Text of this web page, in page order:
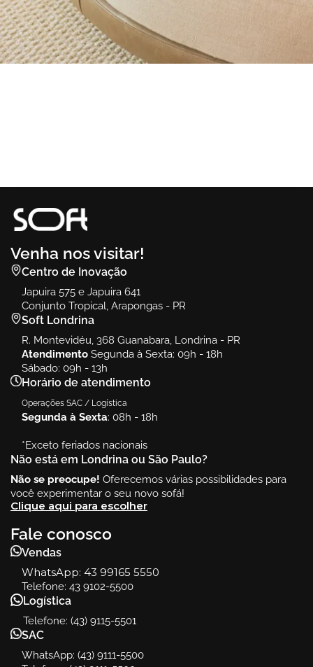
Venha nos visitar!
Centro de Inovação
Japuira 575 e Japuira 641
Conjunto Tropical, Arapongas - PR
Soft Londrina
R. Montevidéu, 368 Guanabara, Londrina - PR
Atendimento Segunda à Sexta: 09h - 18h
Sábado: 09h - 13h
Horário de atendimento
Operações SAC / Logística
Segunda à Sexta: 08h - 18h
*Exceto feriados nacionais
Não está em Londrina ou São Paulo?
Não se preocupe! Oferecemos várias possibilidades para
você experimentar o seu novo sofá!
Clique aqui para escolher
Fale conosco
Vendas
WhatsApp: 43 99165 5550
Telefone: 43 9102-5500
Logística
Telefone: (43) 9115-5501
SAC
WhatsApp: (43) 9111-5500